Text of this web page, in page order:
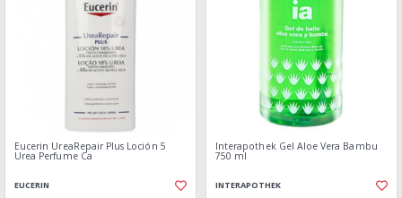
Eucerin UreaRepair Plus Loción 5
Urea Perfume Ca
EUCERIN
Interapothek Gel Aloe Vera Bambu
750 ml
INTERAPOTHEK